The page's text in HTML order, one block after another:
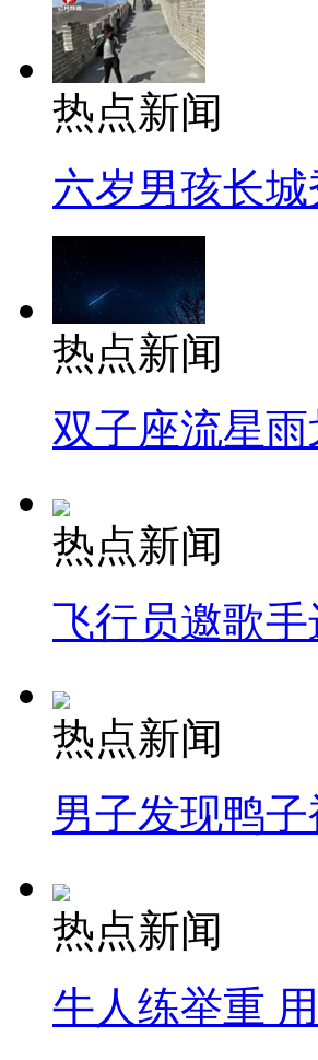
热点新闻
六岁男孩长
热点新闻
双子座流星
热点新闻
飞行员邀歌
热点新闻
男子发现鸭
热点新闻
牛人练举重